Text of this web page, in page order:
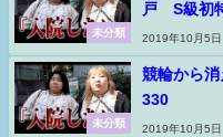
未分類
戸 S級初
2019年10月5日
未分類
競輪から
330
2019年10月5日